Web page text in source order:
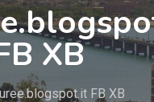
XB
FB XB